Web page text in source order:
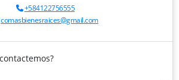
+584122756555
comasbienesraices@gmail.com